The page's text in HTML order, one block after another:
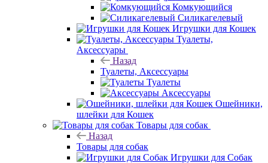
Комкующийся
Силикагелевый
Игрушки для Кошек
Туалеты,
Аксессуары
Назад
Туалеты, Аксессуары
Туалеты
Аксессуары
Ошейники,
шлейки для Кошек
Товары для собак
Назад
Товары для собак
Игрушки для Собак